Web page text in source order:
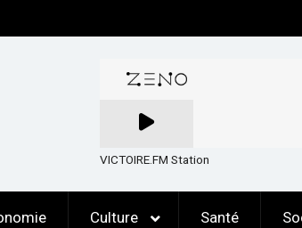
VICTOIRE.FM Station
Culture Santé